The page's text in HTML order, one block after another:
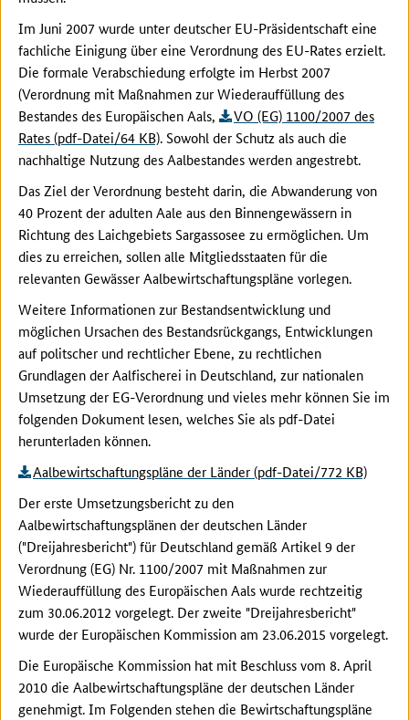
Im Juni 2007 wurde unter deutscher EU-Präsidentschaft eine
fachliche Einigung über eine Verordnung des EU-Rates erzielt.
Die formale Verabschiedung erfolgte im Herbst 2007
(Verordnung mit Maßnahmen zur Wiederauffüllung des
Bestandes des Europäischen Aals,
VO (EG) 1100/2007 des
Rates (pdf-Datei/64 KB). Sowohl der Schutz als auch die
nachhaltige Nutzung des Aalbestandes werden angestrebt.
Das Ziel der Verordnung besteht darin, die Abwanderung von
40 Prozent der adulten Aale aus den Binnengewässern in
Richtung des Laichgebiets Sargassosee zu ermöglichen. Um
dies zu erreichen, sollen alle Mitgliedsstaaten für die
relevanten Gewässer Aalbewirtschaftungspläne vorlegen.
Weitere Informationen zur Bestandsentwicklung und
möglichen Ursachen des Bestandsrückgangs, Entwicklungen
auf politscher und rechtlicher Ebene, zu rechtlichen
Grundlagen der Aalfischerei in Deutschland, zur nationalen
Umsetzung der EG-Verordnung und vieles mehr können Sie im
folgenden Dokument lesen, welches Sie als pdf-Datei
herunterladen können.
Aalbewirtschaftungspläne der Länder (pdf-Datei/772 KB)
Der erste Umsetzungsbericht zu den
Aalbewirtschaftungsplänen der deutschen Länder
("Dreijahresbericht") für Deutschland gemäß Artikel 9 der
Verordnung (EG) Nr. 1100/2007 mit Maßnahmen zur
Wiederauffüllung des Europäischen Aals wurde rechtzeitig
zum 30.06.2012 vorgelegt. Der zweite "Dreijahresbericht"
wurde der Europäischen Kommission am 23.06.2015 vorgelegt.
Die Europäische Kommission hat mit Beschluss vom 8. April
2010 die Aalbewirtschaftungspläne der deutschen Länder
genehmigt. Im Folgenden stehen die Bewirtschaftungspläne